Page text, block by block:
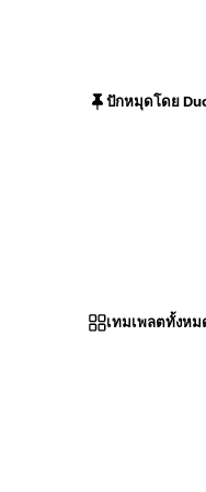
ปักหมุดโดย
เทมเพลตทั้งหม